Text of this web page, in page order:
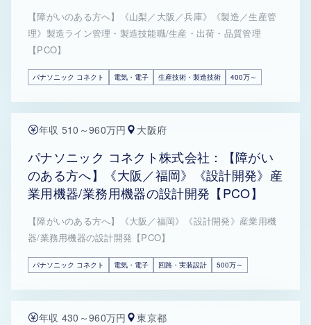
【障がいのある方へ】《山梨／大阪／兵庫》《製造／生産管
理》製造ライン管理・製造技能職/生産・出荷・品質管理
【PCO】
パナソニック コネクト 電気・電子 生産技術・製造技術 400万～
年収 510～960万円 大阪府
パナソニック コネクト株式会社：【障がい
のある方へ】《大阪／福岡》《設計開発》産
業用機器/業務用機器の設計開発【PCO】
【障がいのある方へ】《大阪／福岡》《設計開発》産業用機
器/業務用機器の設計開発【PCO】
パナソニック コネクト 電気・電子 回路・実装設計 500万～
年収 430～960万円 東京都